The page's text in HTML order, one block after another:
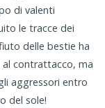
di valenti
le tracce dei
delle bestie ha
contrattacco, ma
aggressori entro
del sole!